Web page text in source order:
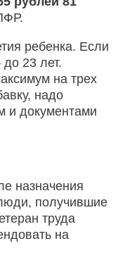
ребенка. Если
23 лет.
на трех
надо
и документами
назначения
получившие
труда
на